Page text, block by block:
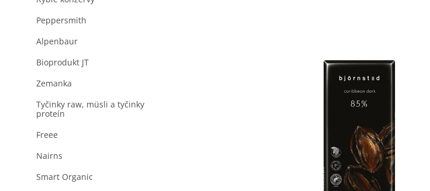
Peppersmith
Alpenbaur
Bioprodukt JT
Zemanka
Tyčinky raw, müsli a tyčinky
proteín
Freee
Nairns
Smart Organic